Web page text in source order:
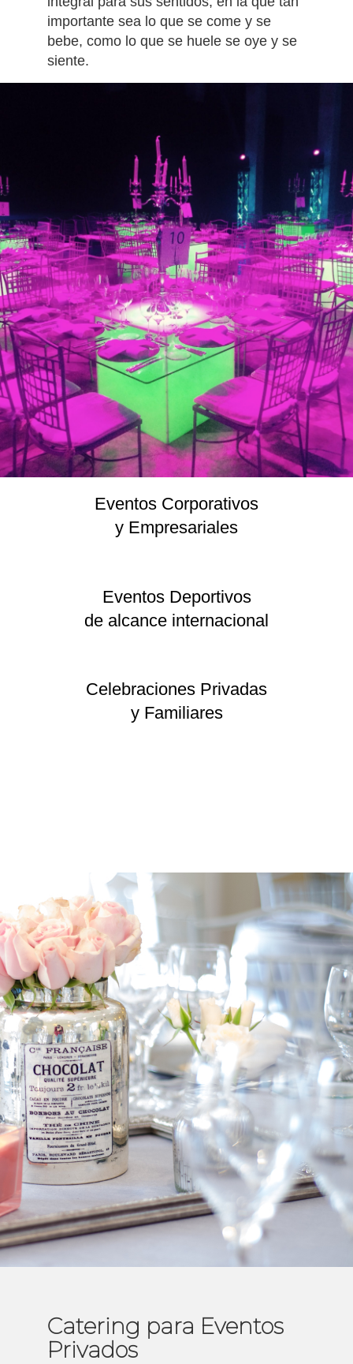
importante sea lo que se come y se
bebe, como lo que se huele se oye y se
siente.
Eventos Corporativos
y Empresariales
Eventos Deportivos
de alcance internacional
Celebraciones Privadas
y Familiares
Catering para Eventos
Privados